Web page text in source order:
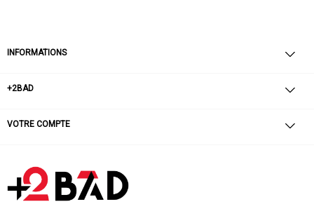
INFORMATIONS
+2BAD
VOTRE COMPTE